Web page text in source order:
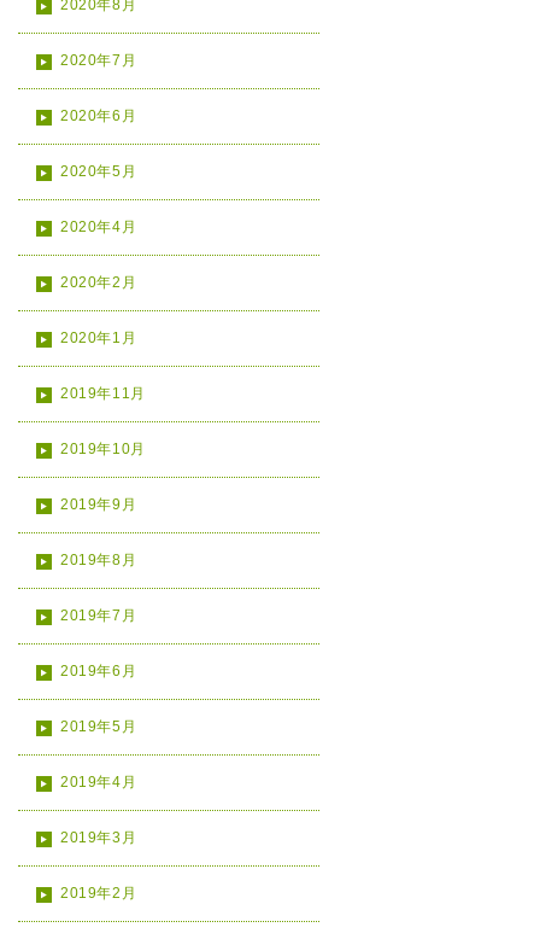
2020年8月
2020年7月
2020年6月
2020年5月
2020年4月
2020年2月
2020年1月
2019年11月
2019年10月
2019年9月
2019年8月
2019年7月
2019年6月
2019年5月
2019年4月
2019年3月
2019年2月